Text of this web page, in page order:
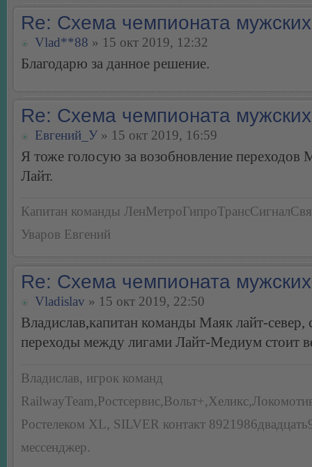
Re: Схема чемпионата
Vlad**88 » 15 окт 2019, 12:32
Благодарю за данное решение.
Re: Схема чемпионата
Евгений_У » 15 окт 2019, 16:59
Я тоже голосую за возобновление переходов
Лайт.
Капитан команды
Уваров Евгений
Re: Схема чемпионата
Vladislav » 15 окт 2019, 22:50
Владислав,капитан команды Маяк лайт-север,
переходы между лигами Лайт-Медиум стоит
Владислав, игрок команд
Ростелеком XL, SILVER контакт
мессенджер.